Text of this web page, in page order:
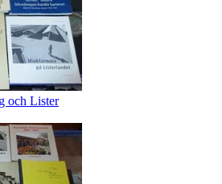
och Lister